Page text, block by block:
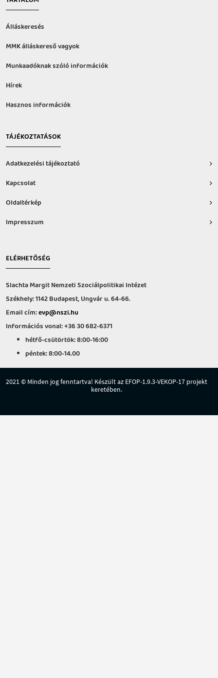
Álláskeresés
MMK álláskereső vagyok
Munkaadóknak szóló információk
Hírek
Hasznos információk
TÁJÉKOZTATÁSOK
Adatkezelési tájékoztató
Kapcsolat
Oldaltérkép
Impresszum
ELÉRHETŐSÉG
Slachta Margit Nemzeti Szociálpolitikai Intézet
Székhely: 1142 Budapest, Ungvár u. 64-66.
Email cím:evp@nszi.hu
Információs vonal: +36 30 682-6371
hétfő-csütörtök: 8:00-16:00
péntek: 8:00-14.00
2021 © Minden jog fenntartva! Készült az EFOP-1.9.3-VEKOP-17 projekt
keretében.